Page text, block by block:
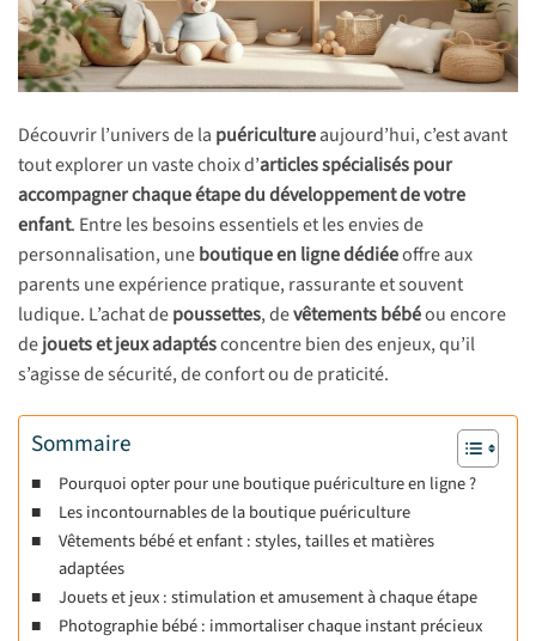
Découvrir l’univers de la puéricultureaujourd’hui, c’est avant
tout explorer un vaste choix d’articles spécialisés pour
accompagner chaque étape du développement de votre
enfant. Entre les besoins essentiels et les envies de
personnalisation, uneboutique en ligne dédiéeoffre aux
parents une expérience pratique, rassurante et souvent
ludique. L’achat depoussettes, devêtements bébéou encore
dejouets et jeux adaptésconcentre bien des enjeux, qu’il
s’agisse de sécurité, de confort ou de praticité.
Sommaire
Pourquoi opter pour une boutique puériculture en ligne ?
Les incontournables de la boutique puériculture
Vêtements bébé et enfant : styles, tailles et matières
adaptées
Jouets et jeux : stimulation et amusement à chaque étape
Photographie bébé : immortaliser chaque instant précieux